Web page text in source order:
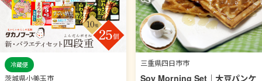
茨城県小美玉市
冷蔵便 三重県四日市市
Soy Morning Set｜大豆パンケ